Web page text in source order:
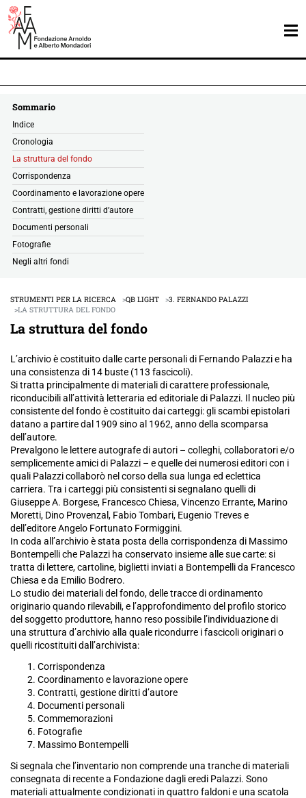
Sommario
Indice
Cronologia
La struttura del fondo
Corrispondenza
Coordinamento e lavorazione opere
Contratti, gestione diritti d’autore
Documenti personali
Fotografie
Negli altri fondi
STRUMENTI PER LA RICERCA QB LIGHT
3. FERNANDO PALAZZI
LA STRUTTURA DEL FONDO
La struttura del fondo
L’archivio è costituito dalle carte personali di Fernando Palazzi e ha
una consistenza di 14 buste (113 fascicoli).
Si tratta principalmente di materiali di carattere professionale,
riconducibili all’attività letteraria ed editoriale di Palazzi. Il nucleo più
consistente del fondo è costituito dai carteggi: gli scambi epistolari
datano a partire dal 1909 sino al 1962, anno della scomparsa
dell’autore.
Prevalgono le lettere autografe di autori – colleghi, collaboratori e/o
semplicemente amici di Palazzi – e quelle dei numerosi editori con i
quali Palazzi collaborò nel corso della sua lunga ed eclettica
carriera. Tra i carteggi più consistenti si segnalano quelli di
Giuseppe A. Borgese, Francesco Chiesa, Vincenzo Errante, Marino
Moretti, Dino Provenzal, Fabio Tombari, Eugenio Treves e
dell’editore Angelo Fortunato Formiggini.
In coda all’archivio è stata posta della corrispondenza di Massimo
Bontempelli che Palazzi ha conservato insieme alle sue carte: si
tratta di lettere, cartoline, biglietti inviati a Bontempelli da Francesco
Chiesa e da Emilio Bodrero.
Lo studio dei materiali del fondo, delle tracce di ordinamento
originario quando rilevabili, e l’approfondimento del profilo storico
del soggetto produttore, hanno reso possibile l’individuazione di
una struttura d’archivio alla quale ricondurre i fascicoli originari o
quelli ricostituiti dall’archivista:
Corrispondenza
Coordinamento e lavorazione opere
Contratti, gestione diritti d’autore
Documenti personali
Commemorazioni
Fotografie
Massimo Bontempelli
Si segnala che l’inventario non comprende una tranche di materiali
consegnata di recente a Fondazione dagli eredi Palazzi. Sono
materiali attualmente condizionati in quattro faldoni e una scatola